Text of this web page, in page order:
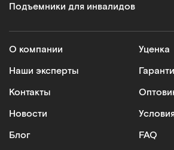
Подъемники для инвалидов
О компании
Наши эксперты
Контакты
Новости
Блог
Уценка
FAQ